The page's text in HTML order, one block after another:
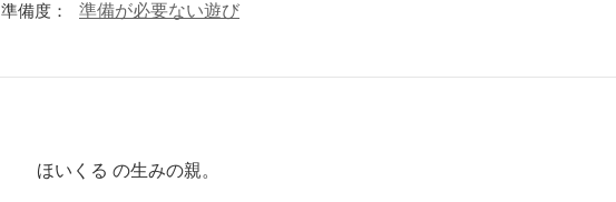
準備度： 準備が必要ない遊び
ほいくる の生みの親。